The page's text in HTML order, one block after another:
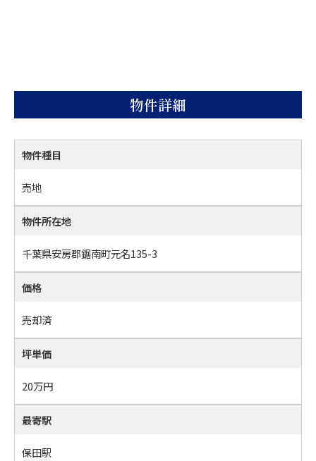
物件詳細
物件種目
売地
物件所在地
千葉県安房郡鋸南町元名135-3
価格
売却済
坪単価
20万円
最寄駅
保田駅